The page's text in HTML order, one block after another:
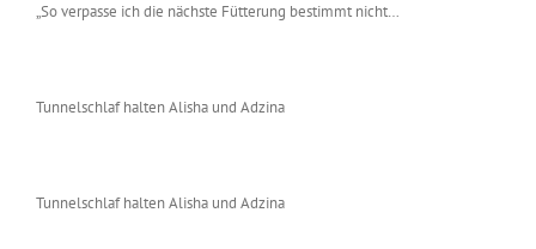
„So verpasse ich die nächste Fütterung bestimmt nicht…
Tunnelschlaf halten Alisha und Adzina
Tunnelschlaf halten Alisha und Adzina